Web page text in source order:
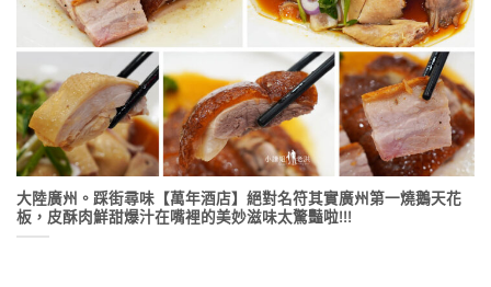
大陸廣州。踩街尋味【萬年酒店】絕對名符其實廣州第一燒鵝天花
板，皮酥肉鮮甜爆汁在嘴裡的美妙滋味太驚豔啦!!!